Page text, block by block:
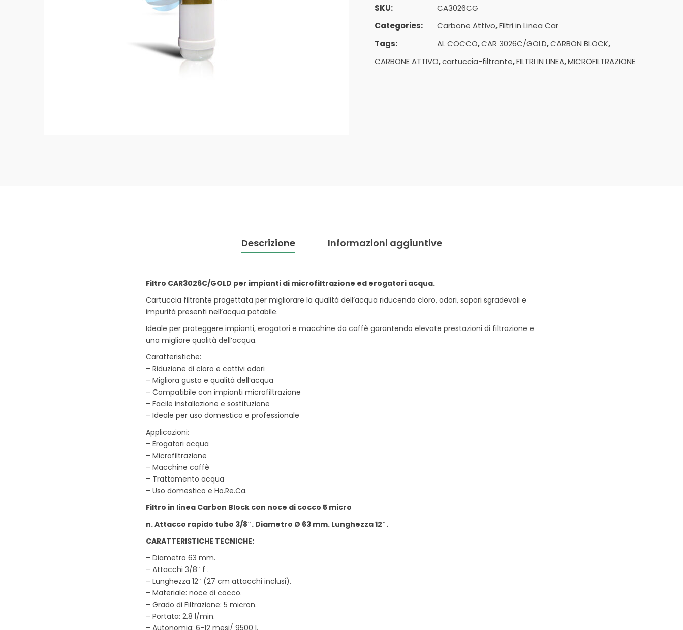
SKU:
CA3026CG
Categories:
Carbone Attivo,Filtri in Linea Car
Tags:
AL COCCO,CAR 3026C/GOLD,CARBON BLOCK,
CARBONE ATTIVO,cartuccia-filtrante,FILTRI IN LINEA,MICROFILTRAZIONE
Descrizione Informazioni aggiuntive
Filtro CAR3026C/GOLD per impianti di microfiltrazione ed erogatori acqua.
Cartuccia filtrante progettata per migliorare la qualità dell’acqua riducendo cloro, odori, sapori sgradevoli e
impurità presenti nell’acqua potabile.
Ideale per proteggere impianti, erogatori e macchine da caffè garantendo elevate prestazioni di filtrazione e
una migliore qualità dell’acqua.
Caratteristiche:
– Riduzione di cloro e cattivi odori
– Migliora gusto e qualità dell’acqua
– Compatibile con impianti microfiltrazione
– Facile installazione e sostituzione
– Ideale per uso domestico e professionale
Applicazioni:
– Erogatori acqua
– Microfiltrazione
– Macchine caffè
– Trattamento acqua
– Uso domestico e Ho.Re.Ca.
Filtro in linea Carbon Block con noce di cocco 5 micro
n. Attacco rapido tubo 3/8″. Diametro Ø 63 mm. Lunghezza 12″.
CARATTERISTICHE TECNICHE:
– Diametro 63 mm.
– Attacchi 3/8″ f .
– Lunghezza 12″ (27 cm attacchi inclusi).
– Materiale: noce di cocco.
– Grado di Filtrazione: 5 micron.
– Portata: 2,8 l/min.
– Autonomia: 6-12 mesi/ 9500 l.